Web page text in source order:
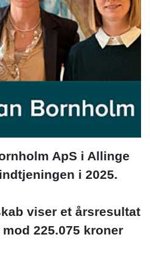
ApS i Allinge
i 2025.
viser et årsresultat
225.075 kroner